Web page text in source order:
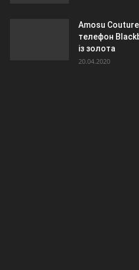
Amosu
телефон
із золота
20.04.2020